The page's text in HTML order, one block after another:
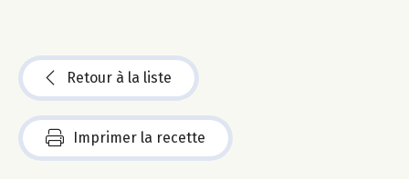
Retour à la liste
Imprimer la recette